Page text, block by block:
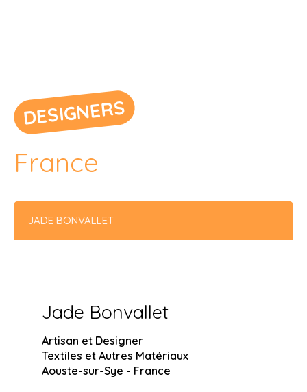
DESIGNERS
France
JADE BONVALLET
Jade Bonvallet
Artisan et Designer
Textiles et Autres Matériaux
Aouste-sur-Sye - France